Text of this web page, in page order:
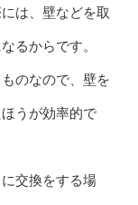
は、壁などを取
るからです。
のなので、壁を
うが効率的で
交換をする場